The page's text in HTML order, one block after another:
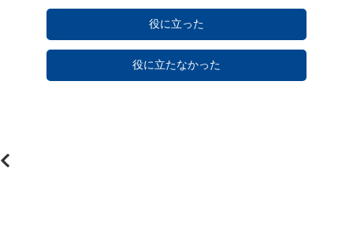
役に立った
役に立たなかった